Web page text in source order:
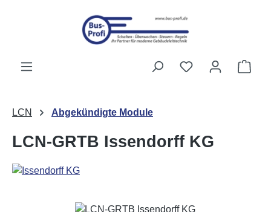
Passer au contenu principal
Vous avez 0Le
LCN Abgekündigte Module
LCN-GRTB Issendorff KG
Ignorer la galerie d'images